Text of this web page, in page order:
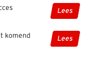
Lees
komend
Lees